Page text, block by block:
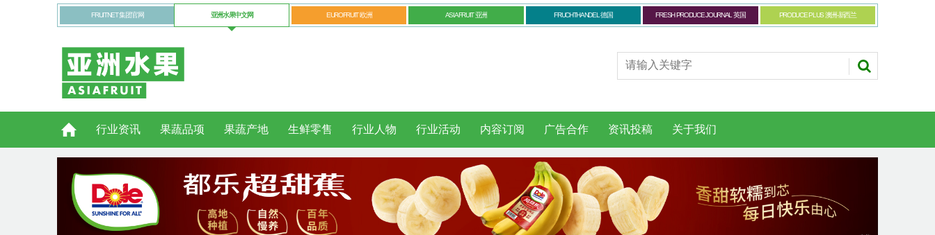
FRUITNET 集团官网 亚洲水果中文网 EUROFRUIT 欧洲 ASIAFRUIT 亚洲 FRUCHTHANDEL 德国 FRESH PRODUCE JOURNAL 英国 PRODUCE PLUS 澳洲-新西兰
行业资讯 果蔬品项 果蔬产地 生鲜零售 行业人物 行业活动 内容订阅 广告合作 资讯投稿 关于我们